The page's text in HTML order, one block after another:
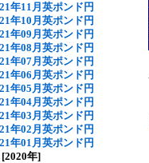
年11月英ポンド円
年10月英ポンド円
年09月英ポンド円
年08月英ポンド円
年07月英ポンド円
年06月英ポンド円
年05月英ポンド円
年04月英ポンド円
年03月英ポンド円
年02月英ポンド円
年01月英ポンド円
[2020年]